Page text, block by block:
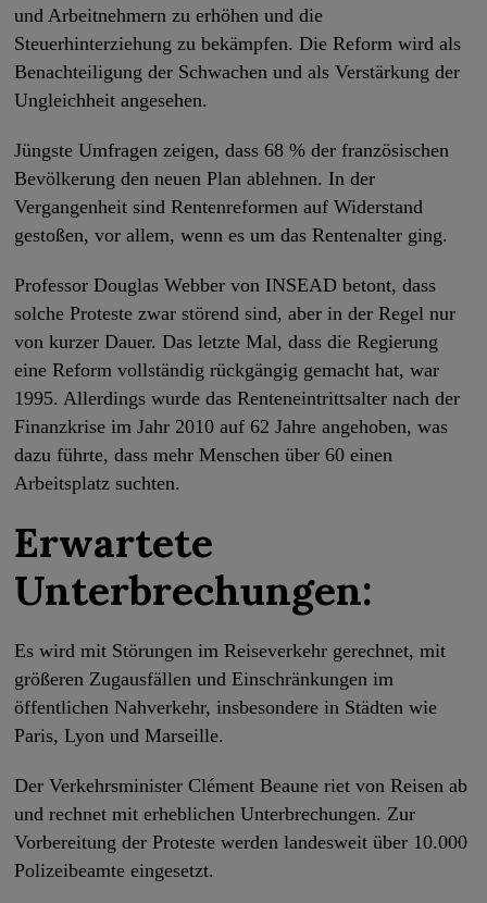
und Arbeitnehmern zu erhöhen und die
Steuerhinterziehung zu bekämpfen. Die Reform wird als
Benachteiligung der Schwachen und als Verstärkung der
Ungleichheit angesehen.
Jüngste Umfragen zeigen, dass 68 % der französischen
Bevölkerung den neuen Plan ablehnen. In der
Vergangenheit sind Rentenreformen auf Widerstand
gestoßen, vor allem, wenn es um das Rentenalter ging.
Professor Douglas Webber von INSEAD betont, dass
solche Proteste zwar störend sind, aber in der Regel nur
von kurzer Dauer. Das letzte Mal, dass die Regierung
eine Reform vollständig rückgängig gemacht hat, war
1995. Allerdings wurde das Renteneintrittsalter nach der
Finanzkrise im Jahr 2010 auf 62 Jahre angehoben, was
dazu führte, dass mehr Menschen über 60 einen
Arbeitsplatz suchten.
Erwartete
Unterbrechungen:
Es wird mit Störungen im Reiseverkehr gerechnet, mit
größeren Zugausfällen und Einschränkungen im
öffentlichen Nahverkehr, insbesondere in Städten wie
Paris, Lyon und Marseille.
Der Verkehrsminister Clément Beaune riet von Reisen ab
und rechnet mit erheblichen Unterbrechungen. Zur
Vorbereitung der Proteste werden landesweit über 10.000
Polizeibeamte eingesetzt.